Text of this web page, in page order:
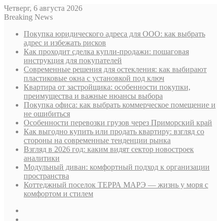
Четверг, 6 августа 2026
Breaking News
Покупка юридического адреса для ООО: как выбрать
адрес и избежать рисков
Как проходит сделка купли-продажи: пошаговая
инструкция для покупателей
Современные решения для остекления: как выбирают
пластиковые окна с установкой под ключ
Квартира от застройщика: особенности покупки,
преимущества и важные нюансы выбора
Покупка офиса: как выбрать коммерческое помещение и
не ошибиться
Особенности перевозки грузов через Приморский край
Как выгодно купить или продать квартиру: взгляд со
стороны на современные тенденции рынка
Взгляд в 2026 год: каким видят сектор новостроек
аналитики
Модульный диван: комфортный подход к организации
пространства
Коттеджный поселок ТЕРРА МАРЭ — жизнь у моря с
комфортом и стилем